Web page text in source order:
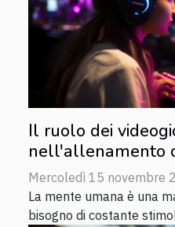
Il ruolo dei
nell'allenamento
Mercoledì 15 novembre
La mente umana è una
bisogno di costante